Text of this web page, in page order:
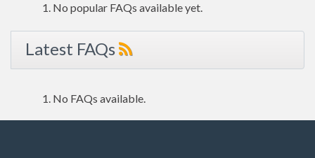
No popular FAQs available yet.
Latest FAQs
No FAQs available.